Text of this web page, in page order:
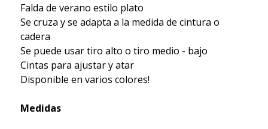
Falda de verano estilo plato
Se cruza y se adapta a la medida de cintura o
cadera
Se puede usar tiro alto o tiro medio - bajo
Cintas para ajustar y atar
Disponible en varios colores!
Medidas